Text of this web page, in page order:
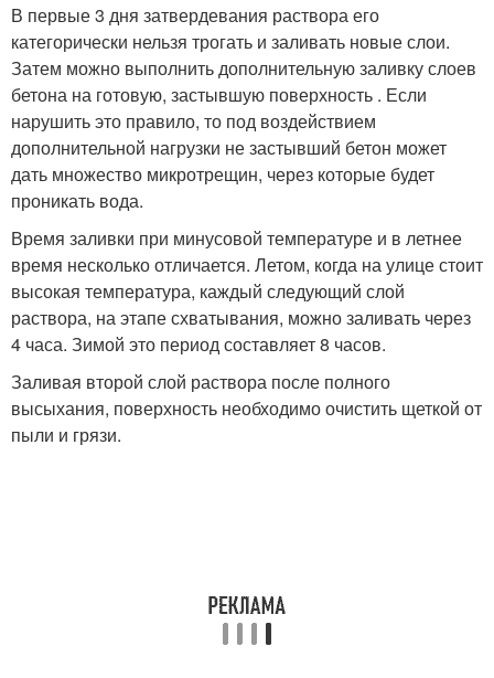
В первые 3 дня затвердевания раствора его
категорически нельзя трогать и заливать новые слои.
Затем можно выполнить дополнительную заливку слоев
бетона на готовую, застывшую поверхность . Если
нарушить это правило, то под воздействием
дополнительной нагрузки не застывший бетон может
дать множество микротрещин, через которые будет
проникать вода.
Время заливки при минусовой температуре и в летнее
время несколько отличается. Летом, когда на улице стоит
высокая температура, каждый следующий слой
раствора, на этапе схватывания, можно заливать через
4 часа. Зимой это период составляет 8 часов.
Заливая второй слой раствора после полного
высыхания, поверхность необходимо очистить щеткой от
пыли и грязи.